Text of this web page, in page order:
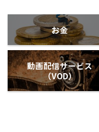
お金
動画配信サービス
（VOD）